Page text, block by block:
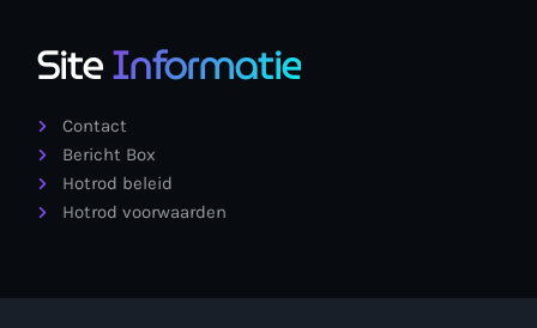
SiteInformatie
Contact
Bericht Box
Hotrod beleid
Hotrod voorwaarden